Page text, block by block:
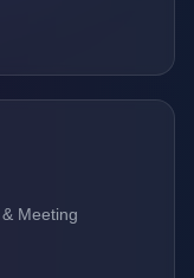
Meeting